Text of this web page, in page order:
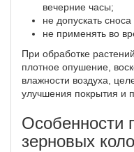
вечерние часы;
не допускать
не применять во
При обработке
плотное опушение,
влажности воздуха,
улучшения покрытия и
Особенности
зерновых